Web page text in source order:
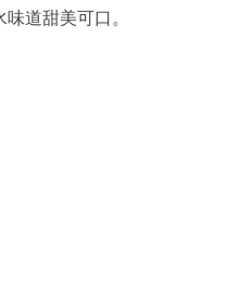
道甜美可口。